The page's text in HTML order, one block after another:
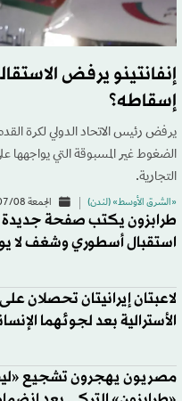
إنفانتينو يرفض
إسقاطه؟
يرفض رئيس الاتحاد الدولي لكرة
الضغوط غير المسبوقة التي
التجارية.
«الشرق الأوسط» (لندن) الجمعة 07/08 - 01:21
طرابزون يكتب صفحة
استقبال أسطوري وشغف لا
لاعبتان إيرانيتان تحصلان
الأسترالية بعد لجوئهما
مصريون يهجرون تشجيع